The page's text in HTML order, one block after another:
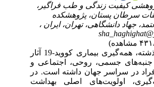
کیفیت زندگی و طب فراگیر،
سرطان پستان، پژوهشکده
جهاد دانشگاهی، تهران، ایران ،
در سال گذشته، همه‌گیری بیماری کووید-19 آثار
جسمی، روحی، اجتماعی و
در سراسر جهان داشته است. در
اولویت‌های اصلی بهداشت